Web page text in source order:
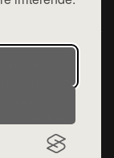
række
produkter fra
side - vi
heller ikke